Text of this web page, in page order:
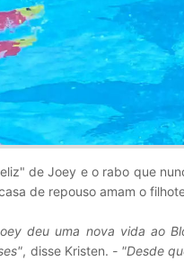
de Joey e o rabo que
de repouso amam o
deu uma nova vida ao
, disse Kristen. - "Desde